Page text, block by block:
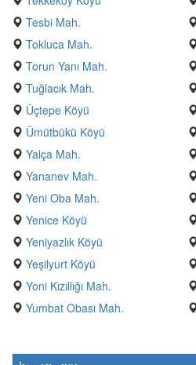
Tesbi Mah.
Tokluca Mah.
Torun Yanı Mah.
Tuğlacık Mah.
Üçtepe Köyü
Ümütbükü Köyü
Yalça Mah.
Yananev Mah.
Yeni Oba Mah.
Yenice Köyü
Yeniyazlık Köyü
Yeşilyurt Köyü
Yoni Kızıllığı Mah.
Yumbat Obası Mah.